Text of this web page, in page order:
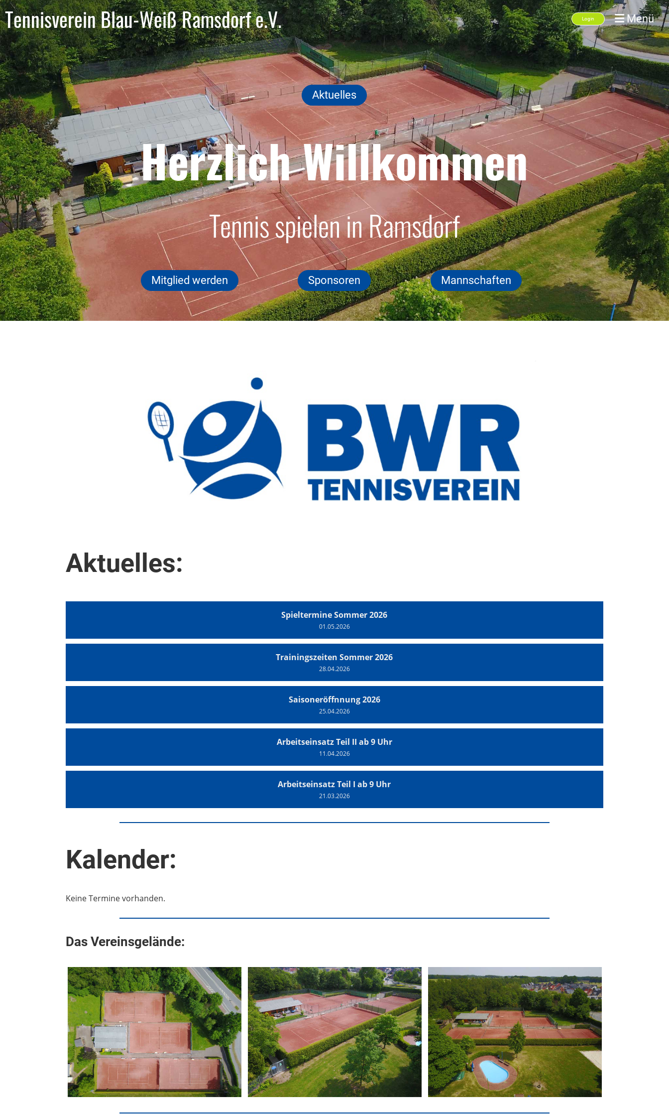
Tennisverein Blau-Weiß Ramsdorf e.V. Login Menü
Aktuelles
Herzlich Willkommen
Tennis spielen in Ramsdorf
Mitglied werden Sponsoren Mannschaften
Aktuelles:
Spieltermine Sommer 2026
01.05.2026
Trainingszeiten Sommer 2026
28.04.2026
Saisoneröffnnung 2026
25.04.2026
Arbeitseinsatz Teil II ab 9 Uhr
11.04.2026
Arbeitseinsatz Teil I ab 9 Uhr
21.03.2026
Kalender:
Keine Termine vorhanden.
Das Vereinsgelände: